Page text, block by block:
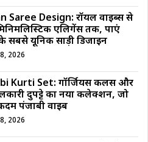
Saree Design: रॉयल वाइब्स से
एलिगेंस तक, पाएं
सबसे यूनिक साड़ी डिजाईन
2026
Kurti Set: गॉर्जियस कलर्स और
दुपट्टे का नया कलेक्शन, जो
पंजाबी वाइब
2026